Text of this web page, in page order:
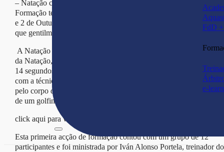
FdD
e-
– Natação com Barbatanas – em Portugal, através da Acção de
Formação técnica e Curso de Arbitragem 1º nível realizado no dia
e 2 de Outubro de 2011, no Estoril, com a colaboração da ABVE
que gentilmente cedeu os seus espaços para esta acção.
A Natação com Barbatanas, considerada na gíria pela “Formula
da Natação, permite por exemplo percorrer 50 metros em cerca de
14 segundos apenas com a ajuda de uma mono-barbatana
com a técnica de aplicação de um movimento ondulatório
pelo corpo do nadador, em muito semelhante ao da barbatana
de um golfinho ou de uma baleia.
click aqui para ver as
Esta primeira acção de formação contou com um grupo de 12
participantes e foi ministrada por Iván Alonso Portela, treinador do